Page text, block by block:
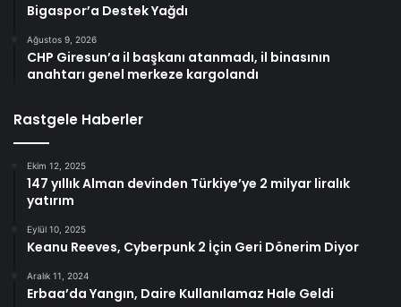
Bigaspor’a Destek Yağdı
Ağustos 9, 2026
CHP Giresun’a il başkanı atanmadı, il binasının
anahtarı genel merkeze kargolandı
Rastgele Haberler
Ekim 12, 2025
147 yıllık Alman devinden Türkiye’ye 2 milyar liralık
yatırım
Eylül 10, 2025
Keanu Reeves, Cyberpunk 2 İçin Geri Dönerim Diyor
Aralık 11, 2024
Erbaa’da Yangın, Daire Kullanılamaz Hale Geldi